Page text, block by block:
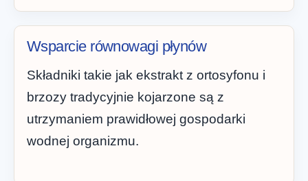
Wsparcie równowagi płynów
Składniki takie jak ekstrakt z ortosyfonu i
brzozy tradycyjnie kojarzone są z
utrzymaniem prawidłowej gospodarki
wodnej organizmu.